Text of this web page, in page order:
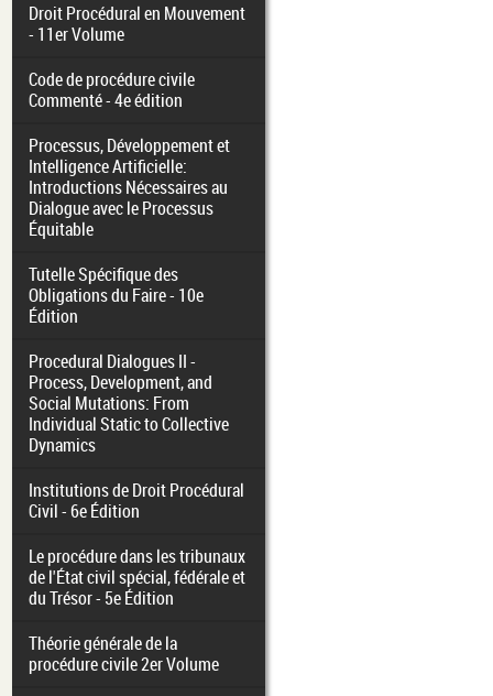
Droit Procédural en Mouvement
- 11er Volume
Code de procédure civile
Commenté - 4e édition
Processus, Développement et
Intelligence Artificielle:
Introductions Nécessaires au
Dialogue avec le Processus
Équitable
Tutelle Spécifique des
Obligations du Faire - 10e
Édition
Procedural Dialogues II -
Process, Development, and
Social Mutations: From
Individual Static to Collective
Dynamics
Institutions de Droit Procédural
Civil - 6e Édition
Le procédure dans les tribunaux
de l'État civil spécial, fédérale et
du Trésor - 5e Édition
Théorie générale de la
procédure civile 2er Volume